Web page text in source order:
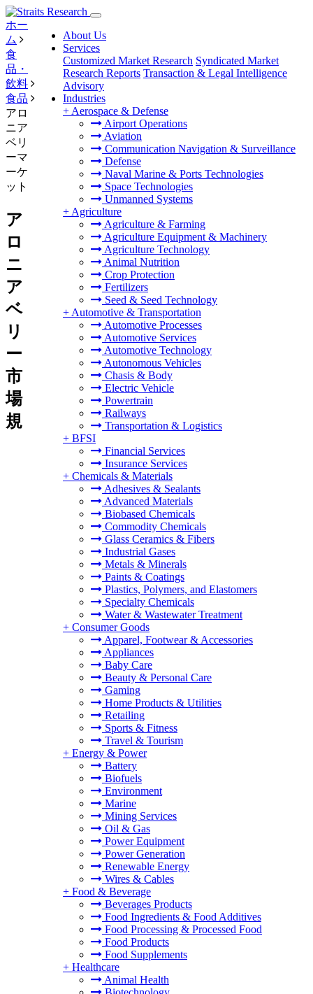
About Us
Services
Customized Market Research Syndicated Market
Research Reports Transaction & Legal Intelligence
Advisory
Industries
+ Aerospace & Defense
Airport Operations
Aviation
Communication Navigation & Surveillance
Defense
Naval Marine & Ports Technologies
Space Technologies
Unmanned Systems
+ Agriculture
Agriculture & Farming
Agriculture Equipment & Machinery
Agriculture Technology
Animal Nutrition
Crop Protection
Fertilizers
Seed & Seed Technology
+ Automotive & Transportation
Automotive Processes
Automotive Services
Automotive Technology
Autonomous Vehicles
Chasis & Body
Electric Vehicle
Powertrain
Railways
Transportation & Logistics
+ BFSI
Financial Services
Insurance Services
+ Chemicals & Materials
Adhesives & Sealants
Advanced Materials
Biobased Chemicals
Commodity Chemicals
Glass Ceramics & Fibers
Industrial Gases
Metals & Minerals
Paints & Coatings
Plastics, Polymers, and Elastomers
Specialty Chemicals
Water & Wastewater Treatment
+ Consumer Goods
Apparel, Footwear & Accessories
Appliances
Baby Care
Beauty & Personal Care
Gaming
Home Products & Utilities
Retailing
Sports & Fitness
Travel & Tourism
+ Energy & Power
Battery
Biofuels
Environment
Marine
Mining Services
Oil & Gas
Power Equipment
Power Generation
Renewable Energy
Wires & Cables
+ Food & Beverage
Beverages Products
Food Ingredients & Food Additives
Food Processing & Processed Food
Food Products
Food Supplements
+ Healthcare
Animal Health
ホー
ム
食
品・
飲料
食品
アロ
ニア
ベリ
ーマ
ーケ
ット
ア
ロ
ニ
ア
ベ
リ
ー
市
場
規